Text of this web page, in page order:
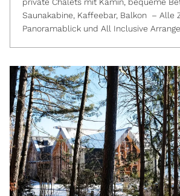
private Chalets mit Kamin, bequeme
Saunakabine, Kaffeebar, Balkon – Alle
Panoramablick und All Inclusive